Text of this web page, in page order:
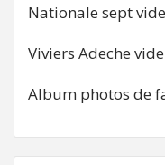
Nationale sept
Viviers Adeche
Album photos de